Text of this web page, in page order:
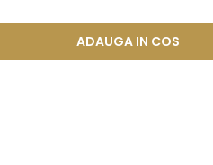
ADAUGA IN COS